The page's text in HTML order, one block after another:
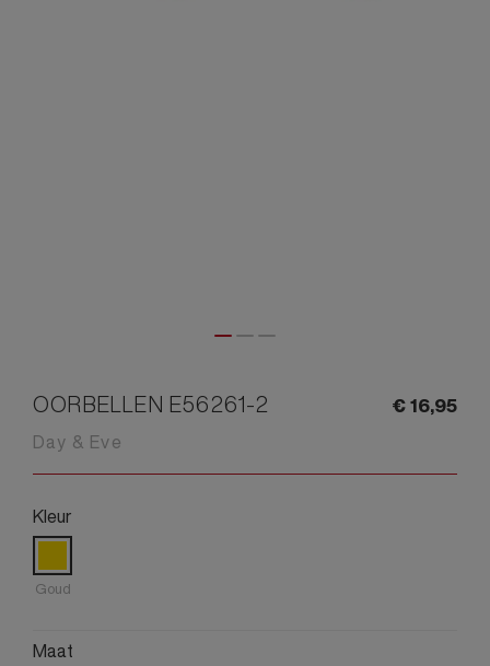
OORBELLEN E56261-2
Day & Eve
€16,95
Kleur
Goud
Maat